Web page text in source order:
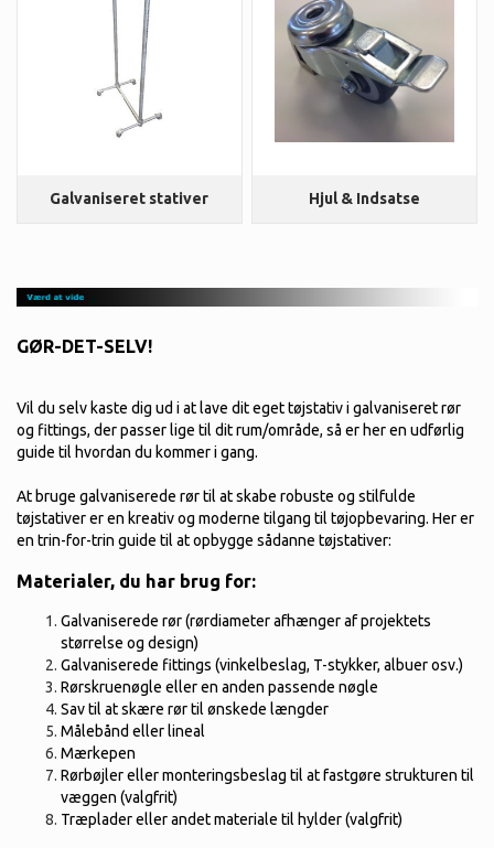
Galvaniseret stativer Hjul & Indsatse
GØR-DET-SELV!
Vil du selv kaste dig ud i at lave dit eget tøjstativ i galvaniseret rør
og fittings, der passer lige til dit rum/område, så er her en udførlig
guide til hvordan du kommer i gang.
At bruge galvaniserede rør til at skabe robuste og stilfulde
tøjstativer er en kreativ og moderne tilgang til tøjopbevaring. Her er
en trin-for-trin guide til at opbygge sådanne tøjstativer:
Materialer, du har brug for:
Galvaniserede rør (rørdiameter afhænger af projektets
størrelse og design)
Galvaniserede fittings (vinkelbeslag, T-stykker, albuer osv.)
Rørskruenøgle eller en anden passende nøgle
Sav til at skære rør til ønskede længder
Målebånd eller lineal
Mærkepen
Rørbøjler eller monteringsbeslag til at fastgøre strukturen til
væggen (valgfrit)
Træplader eller andet materiale til hylder (valgfrit)